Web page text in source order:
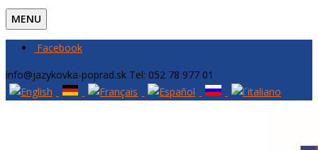
MENU
Facebook
info@jazykovka-poprad.sk Tel: 052 78 977 01